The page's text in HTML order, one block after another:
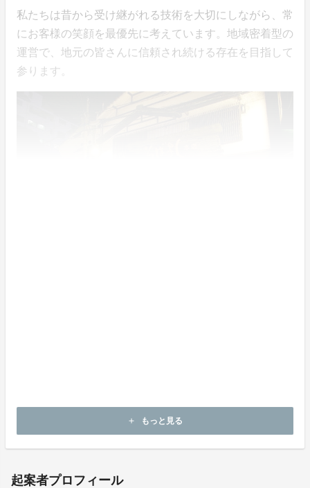
私たちは昔から受け継がれる技術を大切にしながら、常
にお客様の笑顔を最優先に考えています。地域密着型の
運営で、地元の皆さんに信頼され続ける存在を目指して
参ります。
add もっと見る
起案者プロフィール